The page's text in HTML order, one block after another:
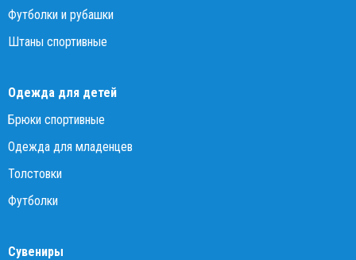
Футболки и рубашки
Штаны спортивные
Одежда для детей
Брюки спортивные
Одежда для младенцев
Толстовки
Футболки
Сувениры